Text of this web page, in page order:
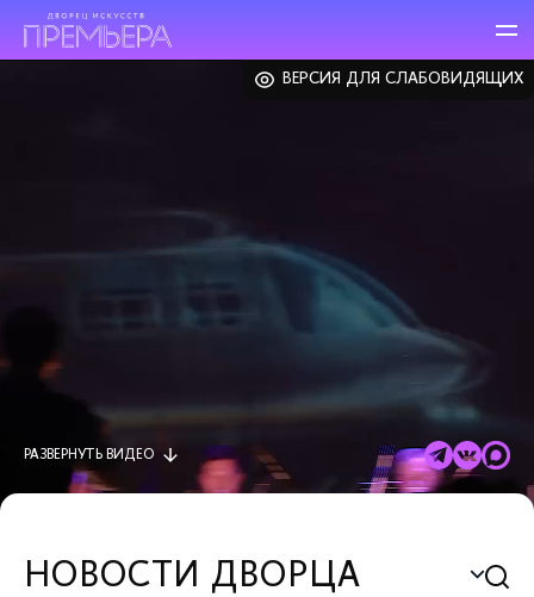
ВЕРСИЯ ДЛЯ СЛАБОВИДЯЩИХ
РАЗВЕРНУТЬ ВИДЕО
НОВОСТИ ДВОРЦА